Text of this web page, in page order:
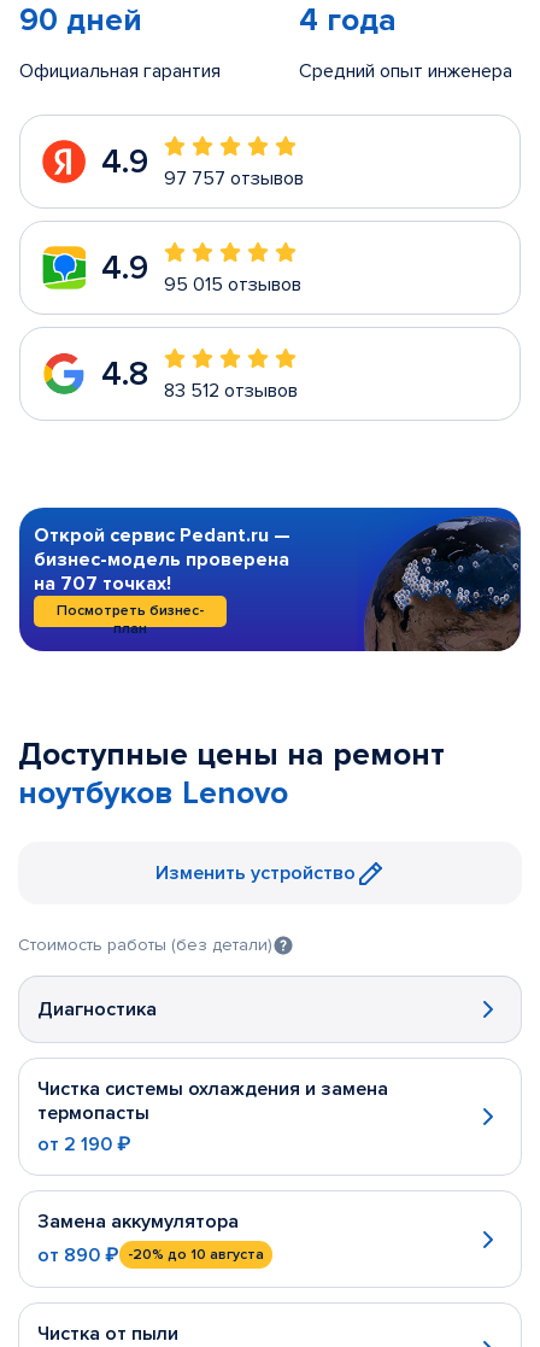
90 дней
Официальная гарантия
4 года
Средний опыт инженера
4.9 97 757 отзывов
4.9 95 015 отзывов
4.8 83 512 отзывов
Открой сервис Pedant.ru —
бизнес-модель проверена
на 707 точках!
Посмотреть бизнес-
план
Доступные цены на ремонт
ноутбуков Lenovo
Изменить устройство
Стоимость работы (без детали)
Диагностика
Чистка системы охлаждения и замена
термопасты
от 2 190 ₽
Замена аккумулятора
от 890 ₽ -20% до 10 августа
Чистка от пыли